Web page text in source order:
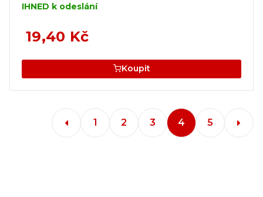
IHNED k odeslání
19,40 Kč
Koupit
1 2 3 4 5